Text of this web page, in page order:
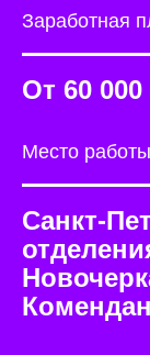
Заработная
От 60
Место работы
Cанкт-